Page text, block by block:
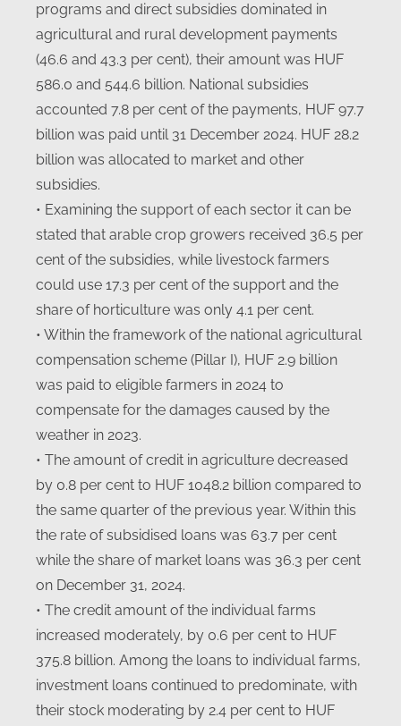
programs and direct subsidies dominated in
agricultural and rural development payments
(46.6 and 43.3 per cent), their amount was HUF
586.0 and 544.6 billion. National subsidies
accounted 7.8 per cent of the payments, HUF 97.7
billion was paid until 31 December 2024. HUF 28.2
billion was allocated to market and other
subsidies.
• Examining the support of each sector it can be
stated that arable crop growers received 36.5 per
cent of the subsidies, while livestock farmers
could use 17.3 per cent of the support and the
share of horticulture was only 4.1 per cent.
• Within the framework of the national agricultural
compensation scheme (Pillar I), HUF 2.9 billion
was paid to eligible farmers in 2024 to
compensate for the damages caused by the
weather in 2023.
• The amount of credit in agriculture decreased
by 0.8 per cent to HUF 1048.2 billion compared to
the same quarter of the previous year. Within this
the rate of subsidised loans was 63.7 per cent
while the share of market loans was 36.3 per cent
on December 31, 2024.
• The credit amount of the individual farms
increased moderately, by 0.6 per cent to HUF
375.8 billion. Among the loans to individual farms,
investment loans continued to predominate, with
their stock moderating by 2.4 per cent to HUF